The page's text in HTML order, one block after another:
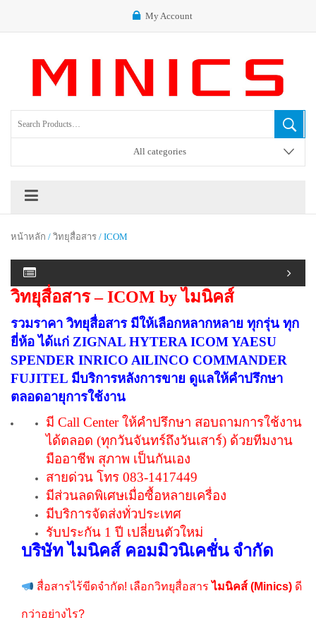
My Account
All categories
หน้าหลัก / วิทยุสื่อสาร / ICOM
วิทยุสื่อสาร – ICOM by ไมนิคส์
รวมราคา วิทยุสื่อสาร มีให้เลือกหลากหลาย ทุกรุ่น ทุก
ยี่ห้อ ได้แก่ ZIGNAL HYTERA ICOM YAESU
SPENDER INRICO AlLINCO COMMANDER
FUJITEL มีบริการหลังการขาย ดูแลให้คำปรึกษา
ตลอดอายุการใช้งาน
มี Call Center ให้คำปรึกษา สอบถามการใช้งาน
ได้ตลอด (ทุกวันจันทร์ถึงวันเสาร์) ด้วยทีมงาน
มืออาชีพ สุภาพ เป็นกันเอง
สายด่วน โทร 083-1417449
มีส่วนลดพิเศษเมื่อซื้อหลายเครื่อง
มีบริการจัดส่งทั่วประเทศ
รับประกัน 1 ปี เปลี่ยนตัวใหม่
บริษัท ไมนิคส์ คอมมิวนิเคชั่น จำกัด
สื่อสารไร้ขีดจำกัด! เลือกวิทยุสื่อสารไมนิคส์ (Minics) ดี
กว่าอย่างไร?